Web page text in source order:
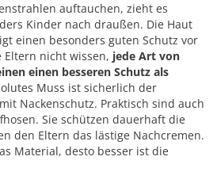
auftauchen, zieht es
Kinder nach draußen. Die Haut
einen besonders guten Schutz vor
Eltern nicht wissen, jede Art von
einen besseren Schutz als
Muss ist sicherlich der
Nackenschutz. Praktisch sind auch
Sie schützen dauerhaft die
den Eltern das lästige Nachcremen.
Material, desto besser ist die